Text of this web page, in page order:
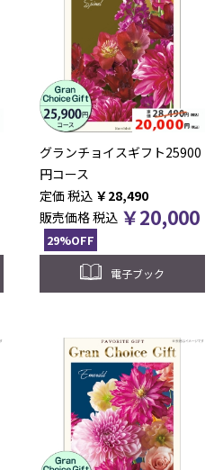
グランチョイスギフト25900
円コース
税込 ￥28,490
販売価格税込 ￥20,000
29%OFF
電子ブック